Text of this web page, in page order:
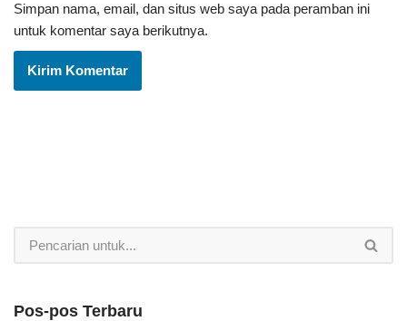
Simpan nama, email, dan situs web saya pada peramban ini
untuk komentar saya berikutnya.
Pos-pos Terbaru